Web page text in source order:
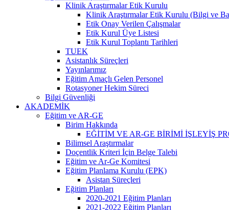
Klinik Araştırmalar Etik Kurulu
Klinik Araştırmalar Etik Kurulu (Bilgi ve
Etik Onay Verilen Çalışmalar
Etik Kurul Üye Listesi
Etik Kurul Toplantı Tarihleri
TUEK
Asistanlık Süreçleri
Yayınlarımız
Eğitim Amaçlı Gelen Personel
Rotasyoner Hekim Süreci
Bilgi Güvenliği
AKADEMİK
Eğitim ve AR-GE
Birim Hakkında
EĞİTİM VE AR-GE BİRİMİ İŞLEYİŞ
Bilimsel Araştırmalar
Doçentlik Kriteri İçin Belge Talebi
Eğitim ve Ar-Ge Komitesi
Eğitim Planlama Kurulu (EPK)
Asistan Süreçleri
Eğitim Planları
2020-2021 Eğitim Planları
2021-2022 Eğitim Planları